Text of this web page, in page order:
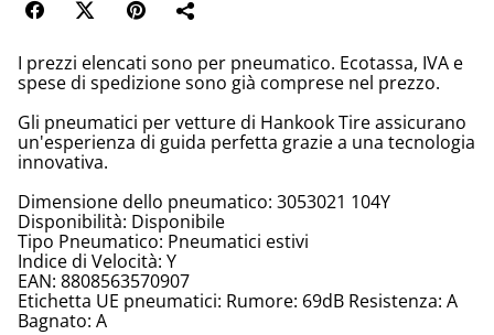
I prezzi elencati sono per pneumatico. Ecotassa, IVA e
spese di spedizione sono già comprese nel prezzo.
Gli pneumatici per vetture di Hankook Tire assicurano
un'esperienza di guida perfetta grazie a una tecnologia
innovativa.
Dimensione dello pneumatico: 3053021 104Y
Disponibilità: Disponibile
Tipo Pneumatico: Pneumatici estivi
Indice di Velocità: Y
EAN: 8808563570907
Etichetta UE pneumatici: Rumore: 69dB Resistenza: A
Bagnato: A